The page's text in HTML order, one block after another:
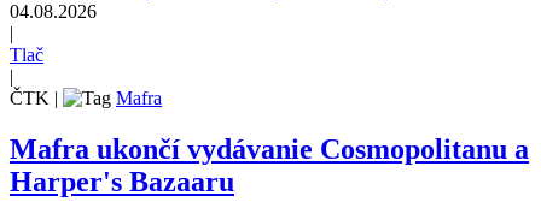
04.08.2026
|
Tlač
|
ČTK | Mafra
Mafra ukončí vydávanie Cosmopolitanu a
Harper's Bazaaru